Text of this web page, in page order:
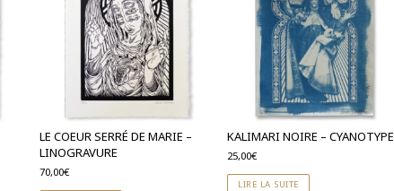
LE COEUR SERRÉ DE MARIE –
LINOGRAVURE
70,00€
KALIMARI NOIRE – CYANOTYPE
25,00€
LIRE LA SUITE